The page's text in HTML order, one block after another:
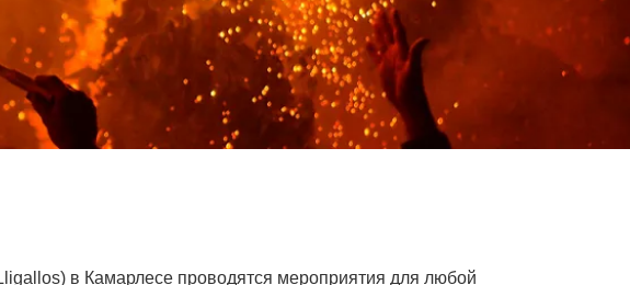
в Камарлесе проводятся мероприятия для любой